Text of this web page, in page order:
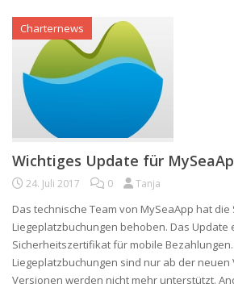
Charternews
Wichtiges Update für
24. Juli 2017 0 Tanja
Das technische Team von MySeaApp hat
Liegeplatzbuchungen behoben. Das Update
Sicherheitszertifikat für mobile Bezahlungen.
Liegeplatzbuchungen sind nur ab der neuen
Versionen werden nicht mehr unterstützt.